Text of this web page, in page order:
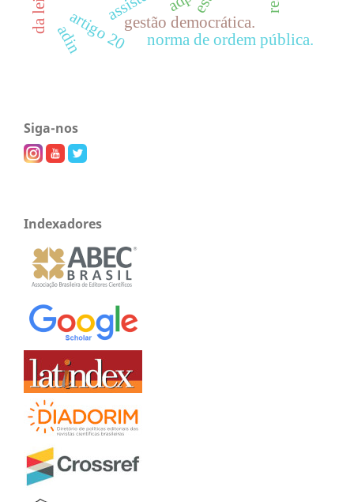
gestão democrática.
artigo 20 norma de ordem pública.
adin
Siga-nos
Indexadores